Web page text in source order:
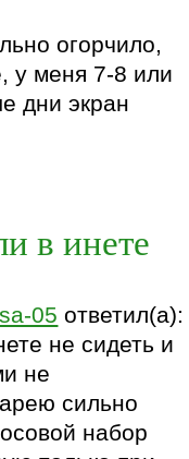
огорчило,
у меня 7-8 или
дни экран
в инете
05 ответил(а):
не сидеть и
не
сильно
набор